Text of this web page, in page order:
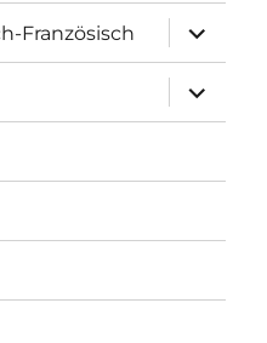
Französisch
öffnen
öffnen